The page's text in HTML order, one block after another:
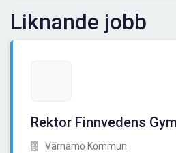
Liknande jobb
Rektor Finnvedens
Värnamo Kommun